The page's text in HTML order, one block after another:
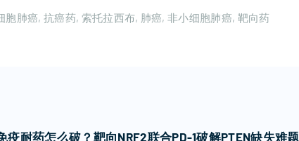
胞肺癌 抗癌药 索托拉西布 肺癌 非小细胞肺癌 靶向药
疫耐药怎么破？靶向NRF2联合PD-1破解PTEN缺失难题